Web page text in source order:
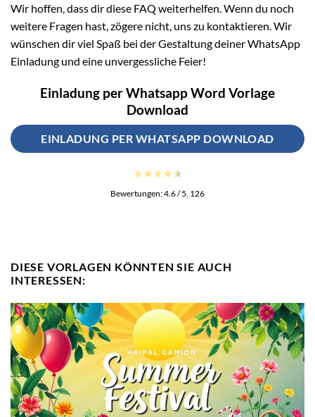
Wir hoffen, dass dir diese FAQ weiterhelfen. Wenn du noch
weitere Fragen hast, zögere nicht, uns zu kontaktieren. Wir
wünschen dir viel Spaß bei der Gestaltung deiner WhatsApp
Einladung und eine unvergessliche Feier!
Einladung per Whatsapp Word Vorlage
Download
EINLADUNG PER WHATSAPP DOWNLOAD
Bewertungen:4.6/ 5. 126
DIESE VORLAGEN KÖNNTEN SIE AUCH
INTERESSEN: